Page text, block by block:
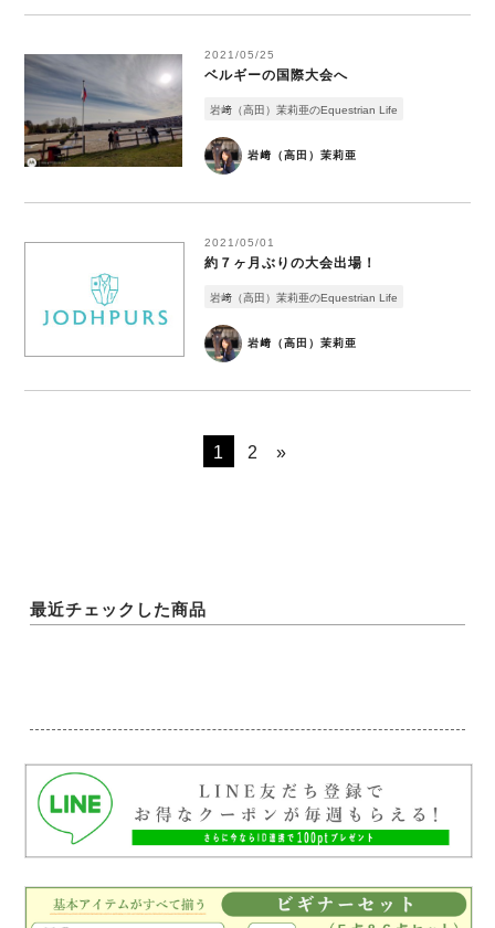
2021/05/25
ベルギーの国際大会へ
岩﨑（高田）茉莉亜
岩﨑（高田）茉莉亜のEquestrian Life
2021/05/01
約７ヶ月ぶりの大会出場！
岩﨑（高田）茉莉亜
岩﨑（高田）茉莉亜のEquestrian Life
1 2 »
最近チェックした商品